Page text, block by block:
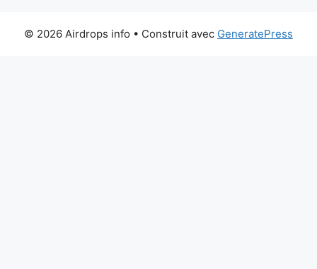
© 2026 Airdrops info • Construit avec GeneratePress